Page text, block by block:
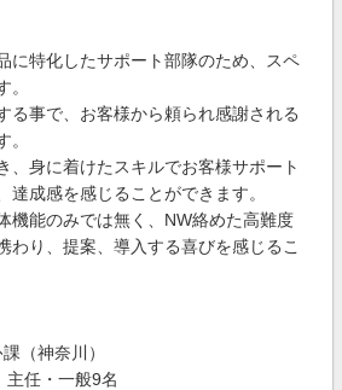
に特化したサポート部隊のため、スペ
。
る事で、お客様から頼られ感謝される
。
、身に着けたスキルでお客様サポート
達成感を感じることができます。
機能のみでは無く、NW絡めた高難度
わり、提案、導入する喜びを感じるこ
（神奈川）
主任・一般9名